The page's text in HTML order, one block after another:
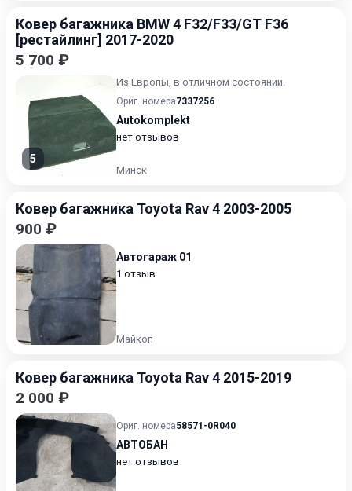
Ковер багажника BMW 4 F32/F33/GT F36
[рестайлинг] 2017-2020
5 700 ₽
5
Из Европы, в отличном состоянии.
Ориг. номера7337256
Autokomplekt
нет отзывов
Минск
Ковер багажника Toyota Rav 4 2003-2005
900 ₽
Автогараж 01
1 отзыв
Майкоп
Ковер багажника Toyota Rav 4 2015-2019
2 000 ₽
Ориг. номера58571-0R040
АВТОБАН
нет отзывов